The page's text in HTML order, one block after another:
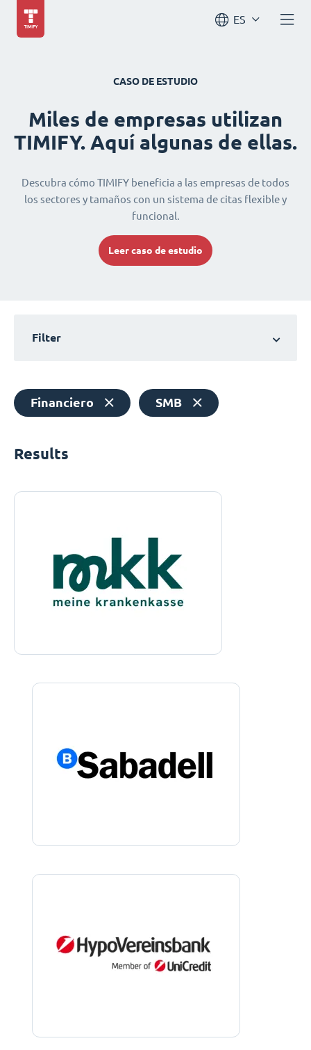
ES
CASO DE ESTUDIO
Miles de empresas utilizan
TIMIFY. Aquí algunas de ellas.
Descubra cómo TIMIFY beneficia a las empresas de todos
los sectores y tamaños con un sistema de citas flexible y
funcional.
Leer caso de estudio
Filter
Financiero SMB
Results